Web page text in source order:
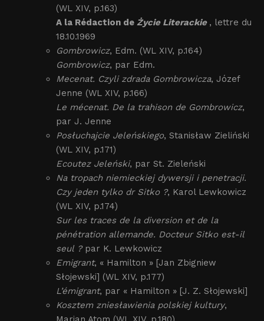
(WL XIV, p.163)
A la Rédaction de Życie Literackie , lettre du
18.10.1969
Gombrowicz, Edm. (WL XIV, p.164)
Gombrowicz, par Edm.
Mecenat. Czyli zdrada Gombrowicza, Józef
Jenne (WL XIV, p.166)
Le mécenat. De la trahison de Gombrowicz,
par J. Jenne
Posłuchajcie Jeleńskiego, Stanisław Zieliński
(WL XIV, p.171)
Ecoutez Jeleński, par St. Zieleński
Na tropach niemieckiej dywersji i penetracji.
Czy jeden tylko dr Sitko ?, Karol Lewkowicz
(WL XIV, p.174)
Sur les traces de la diversion et de la
pénétration allemande. Docteur Sitko est-il
seul ?par K. Lewkowicz
Emigrant, « Hamilton » [Jan Zbigniew
Słojewski] (WL XIV, p.177)
L’émigrant, par « Hamilton » [J. Z. Słojewski]
Kosztem zniesławienia polskiej kultury,